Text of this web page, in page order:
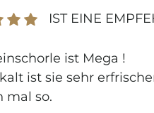
IST EINE
ist Mega !
ist sie sehr
mal so.